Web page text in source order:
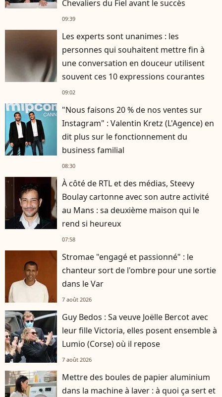
Chevaliers du Fiel avant le succès
09:39
Les experts sont unanimes : les
personnes qui souhaitent mettre fin à
une conversation en douceur utilisent
souvent ces 10 expressions courantes
09:02
"Nous faisons 20 % de nos ventes sur
Instagram" : Valentin Kretz (L'Agence) en
dit plus sur le fonctionnement du
business familial
08:30
À côté de RTL et des médias, Steevy
Boulay cartonne avec son autre activité
au Mans : sa deuxième maison qui le
rend si heureux
07:58
Stromae "engagé et passionné" : le
chanteur sort de l'ombre pour une sortie
dans le Var
7 août 2026
Guy Bedos : Sa veuve Joëlle Bercot avec
leur fille Victoria, elles posent ensemble à
Lumio (Corse) où il repose
7 août 2026
Mettre des boules de papier aluminium
dans la machine à laver : à quoi ça sert et